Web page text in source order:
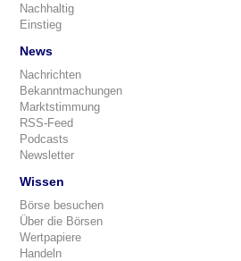
Nachhaltig
Einstieg
News
Nachrichten
Bekanntmachungen
Marktstimmung
RSS-Feed
Podcasts
Newsletter
Wissen
Börse besuchen
Über die Börsen
Wertpapiere
Handeln